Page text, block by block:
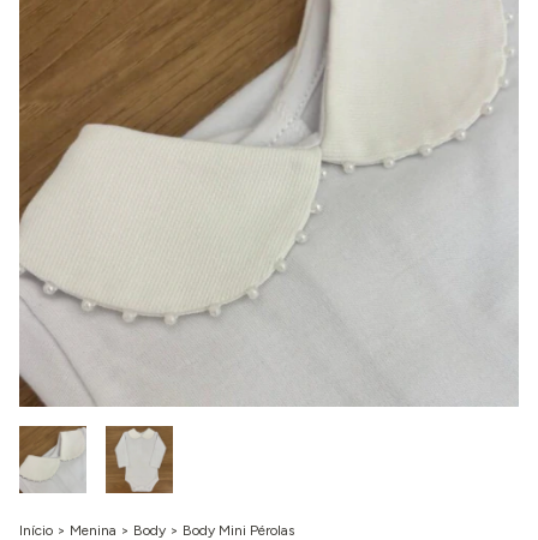
Início > Menina > Body > Body Mini Pérolas